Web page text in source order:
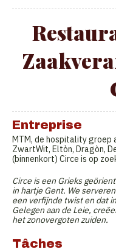
Entreprise
MTM, de hospitality groep
ZwartWit, Eltòn, Dragòn,
(binnenkort) Circe is op
Circe is een Grieks
in hartje Gent. We
een verfijnde twist en dat
Gelegen aan de Leie,
het zonovergoten zuiden.
Tâches